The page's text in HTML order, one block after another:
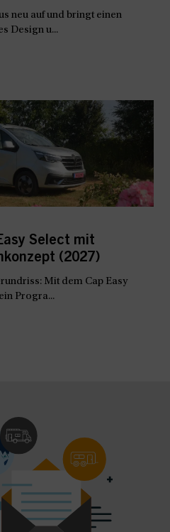
neu auf und bringt einen
Design u...
Select mit
(2027)
Mit dem Cap Easy
Progra...